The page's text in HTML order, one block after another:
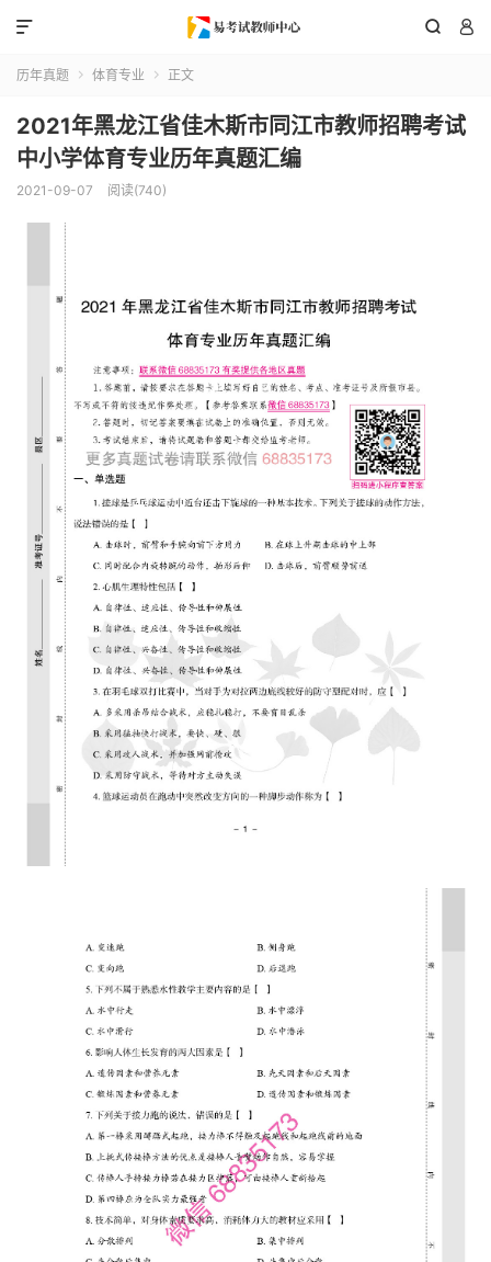
 

历年真题  体育专业  正文
2021年黑龙江省佳木斯市同江市教师招聘考试
中小学体育专业历年真题汇编
2021-09-07 阅读(740)